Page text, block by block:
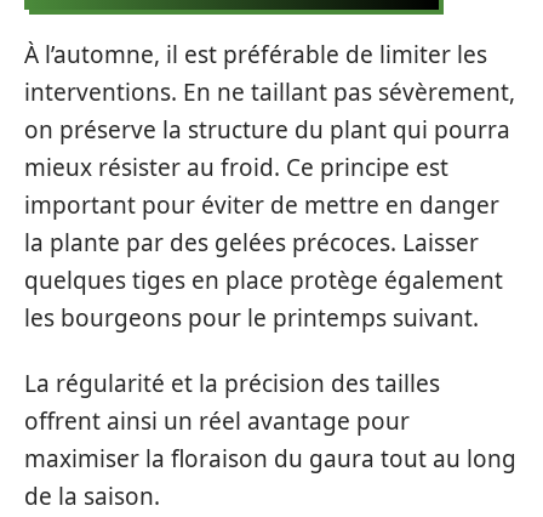
À l’automne, il est préférable de limiter les
interventions. En ne taillant pas sévèrement,
on préserve la structure du plant qui pourra
mieux résister au froid. Ce principe est
important pour éviter de mettre en danger
la plante par des gelées précoces. Laisser
quelques tiges en place protège également
les bourgeons pour le printemps suivant.
La régularité et la précision des tailles
offrent ainsi un réel avantage pour
maximiser la floraison du gaura tout au long
de la saison.